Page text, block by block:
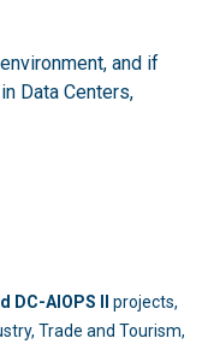
and if
Data Centers,
DC-AIOPS II
projects,
Trade and Tourism,